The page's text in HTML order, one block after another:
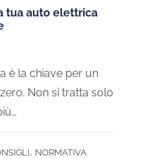
tua auto elettrica
è la chiave per un
Non si tratta solo
, NORMATIVA